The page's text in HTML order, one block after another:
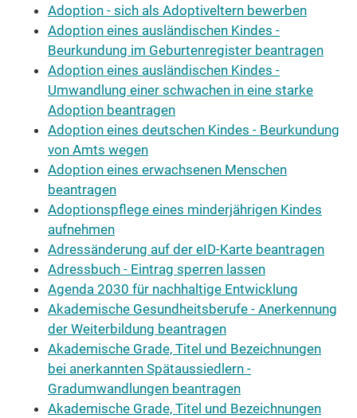
Adoption - sich als Adoptiveltern bewerben
Adoption eines ausländischen Kindes -
Beurkundung im Geburtenregister beantragen
Adoption eines ausländischen Kindes -
Umwandlung einer schwachen in eine starke
Adoption beantragen
Adoption eines deutschen Kindes - Beurkundung
von Amts wegen
Adoption eines erwachsenen Menschen
beantragen
Adoptionspflege eines minderjährigen Kindes
aufnehmen
Adressänderung auf der eID-Karte beantragen
Adressbuch - Eintrag sperren lassen
Agenda 2030 für nachhaltige Entwicklung
Akademische Gesundheitsberufe - Anerkennung
der Weiterbildung beantragen
Akademische Grade, Titel und Bezeichnungen
bei anerkannten Spätaussiedlern -
Gradumwandlungen beantragen
Akademische Grade, Titel und Bezeichnungen